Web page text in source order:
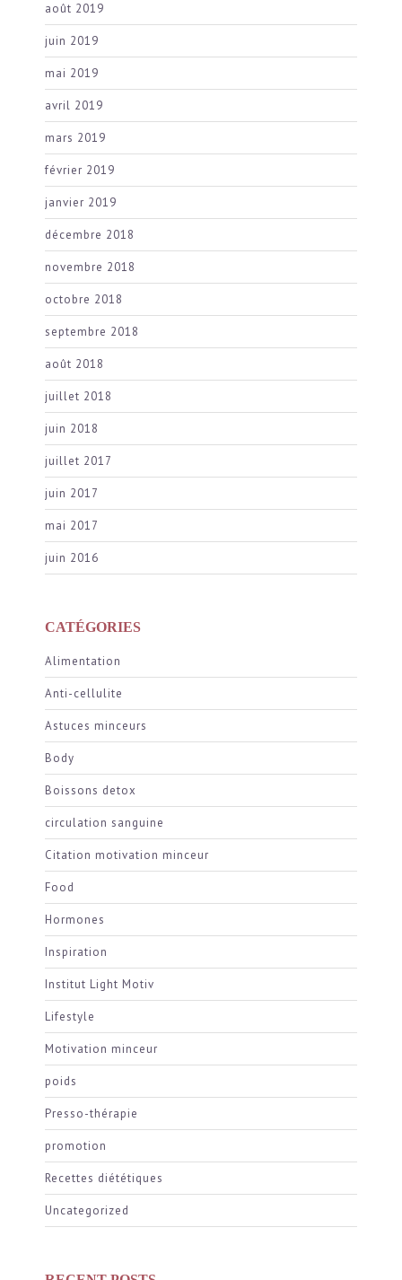
août 2019
juin 2019
mai 2019
avril 2019
mars 2019
février 2019
janvier 2019
décembre 2018
novembre 2018
octobre 2018
septembre 2018
août 2018
juillet 2018
juin 2018
juillet 2017
juin 2017
mai 2017
juin 2016
CATÉGORIES
Alimentation
Anti-cellulite
Astuces minceurs
Body
Boissons detox
circulation sanguine
Citation motivation minceur
Food
Hormones
Inspiration
Institut Light Motiv
Lifestyle
Motivation minceur
poids
Presso-thérapie
promotion
Recettes diététiques
Uncategorized